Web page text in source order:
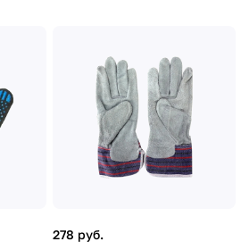
278 руб.